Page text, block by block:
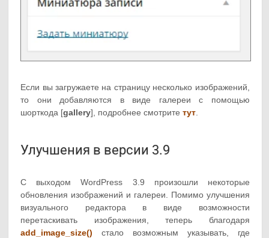
Если вы загружаете на страницу несколько изображений,
то они добавляются в виде галереи с помощью
шорткода [gallery], подробнее смотритетут
Улучшения в версии 3.9
С выходом WordPress 3.9 произошли некоторые
обновления изображений и галереи. Помимо улучшения
визуального редактора в виде возможности
перетаскивать изображения, теперь благодаря
add_image_size() стало возможным указывать, где